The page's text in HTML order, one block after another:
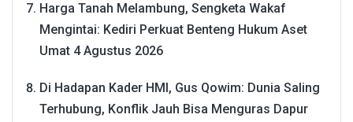
Harga Tanah Melambung, Sengketa Wakaf
Mengintai: Kediri Perkuat Benteng Hukum Aset
Umat 4 Agustus 2026
Di Hadapan Kader HMI, Gus Qowim: Dunia Saling
Terhubung, Konflik Jauh Bisa Menguras Dapur